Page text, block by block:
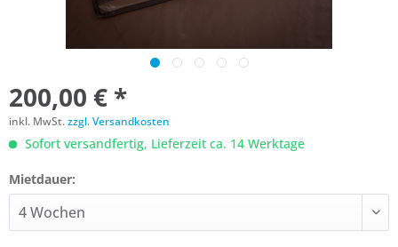
200,00 € *
inkl. MwSt.zzgl. Versandkosten
Sofort versandfertig, Lieferzeit ca. 14 Werktage
Mietdauer: